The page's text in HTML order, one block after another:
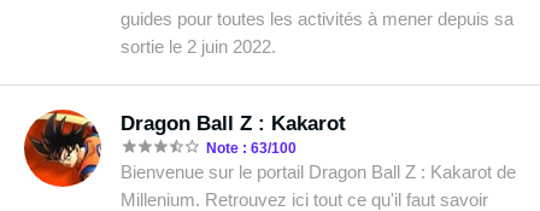
guides pour toutes les activités à mener depuis sa
sortie le 2 juin 2022.
Dragon Ball Z : Kakarot
Note : 63/100
Bienvenue sur le portail Dragon Ball Z : Kakarot de
Millenium. Retrouvez ici tout ce qu'il faut savoir